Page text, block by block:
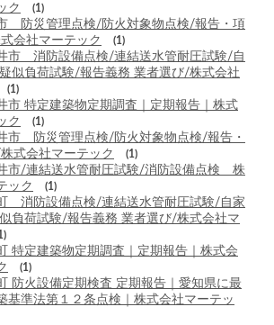
ク
(1)
防災管理点検/防火対象物点検/報告・項
会社マーテック
(1)
市 消防設備点検/連結送水管耐圧試験/自
似負荷試験/報告義務 業者選び/株式会社
(1)
市 特定建築物定期調査｜定期報告｜株式
ク
(1)
市 防災管理点検/防火対象物点検/報告・
式会社マーテック
(1)
市/連結送水管耐圧試験/消防設備点検 株
ック
(1)
消防設備点検/連結送水管耐圧試験/自家
負荷試験/報告義務 業者選び/株式会社マ
特定建築物定期調査｜定期報告｜株式会
(1)
防火設備定期検査 定期報告｜愛知県に最
基準法第１２条点検｜株式会社マーテッ